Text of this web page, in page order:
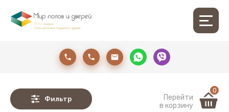
Фильтр
Перейти
в корзину
0